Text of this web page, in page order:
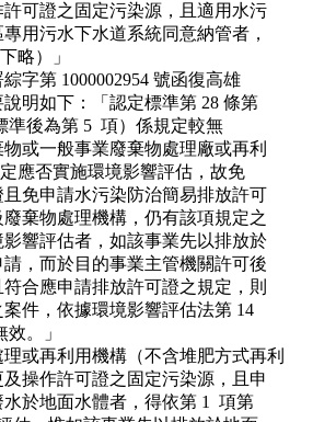
證之固定污染源，且適用水污
污水下水道系統同意納管者，
）」
第 1000002954 號函復高雄
如下：「認定標準第 28 條第
後為第 5 項）係規定較無
一般事業廢棄物處理廠或再利
否實施環境影響評估，故免
申請水污染防治簡易排放許可
物處理機構，仍有該項規定之
評估者，如該事業先以排放於
而於目的事業主管機關許可後
應申請排放許可證之規定，則
，依據環境影響評估法第 14
。」
再利用機構（不含堆肥方式再利
作許可證之固定污染源，且申
地面水體者，得依第 1 項第